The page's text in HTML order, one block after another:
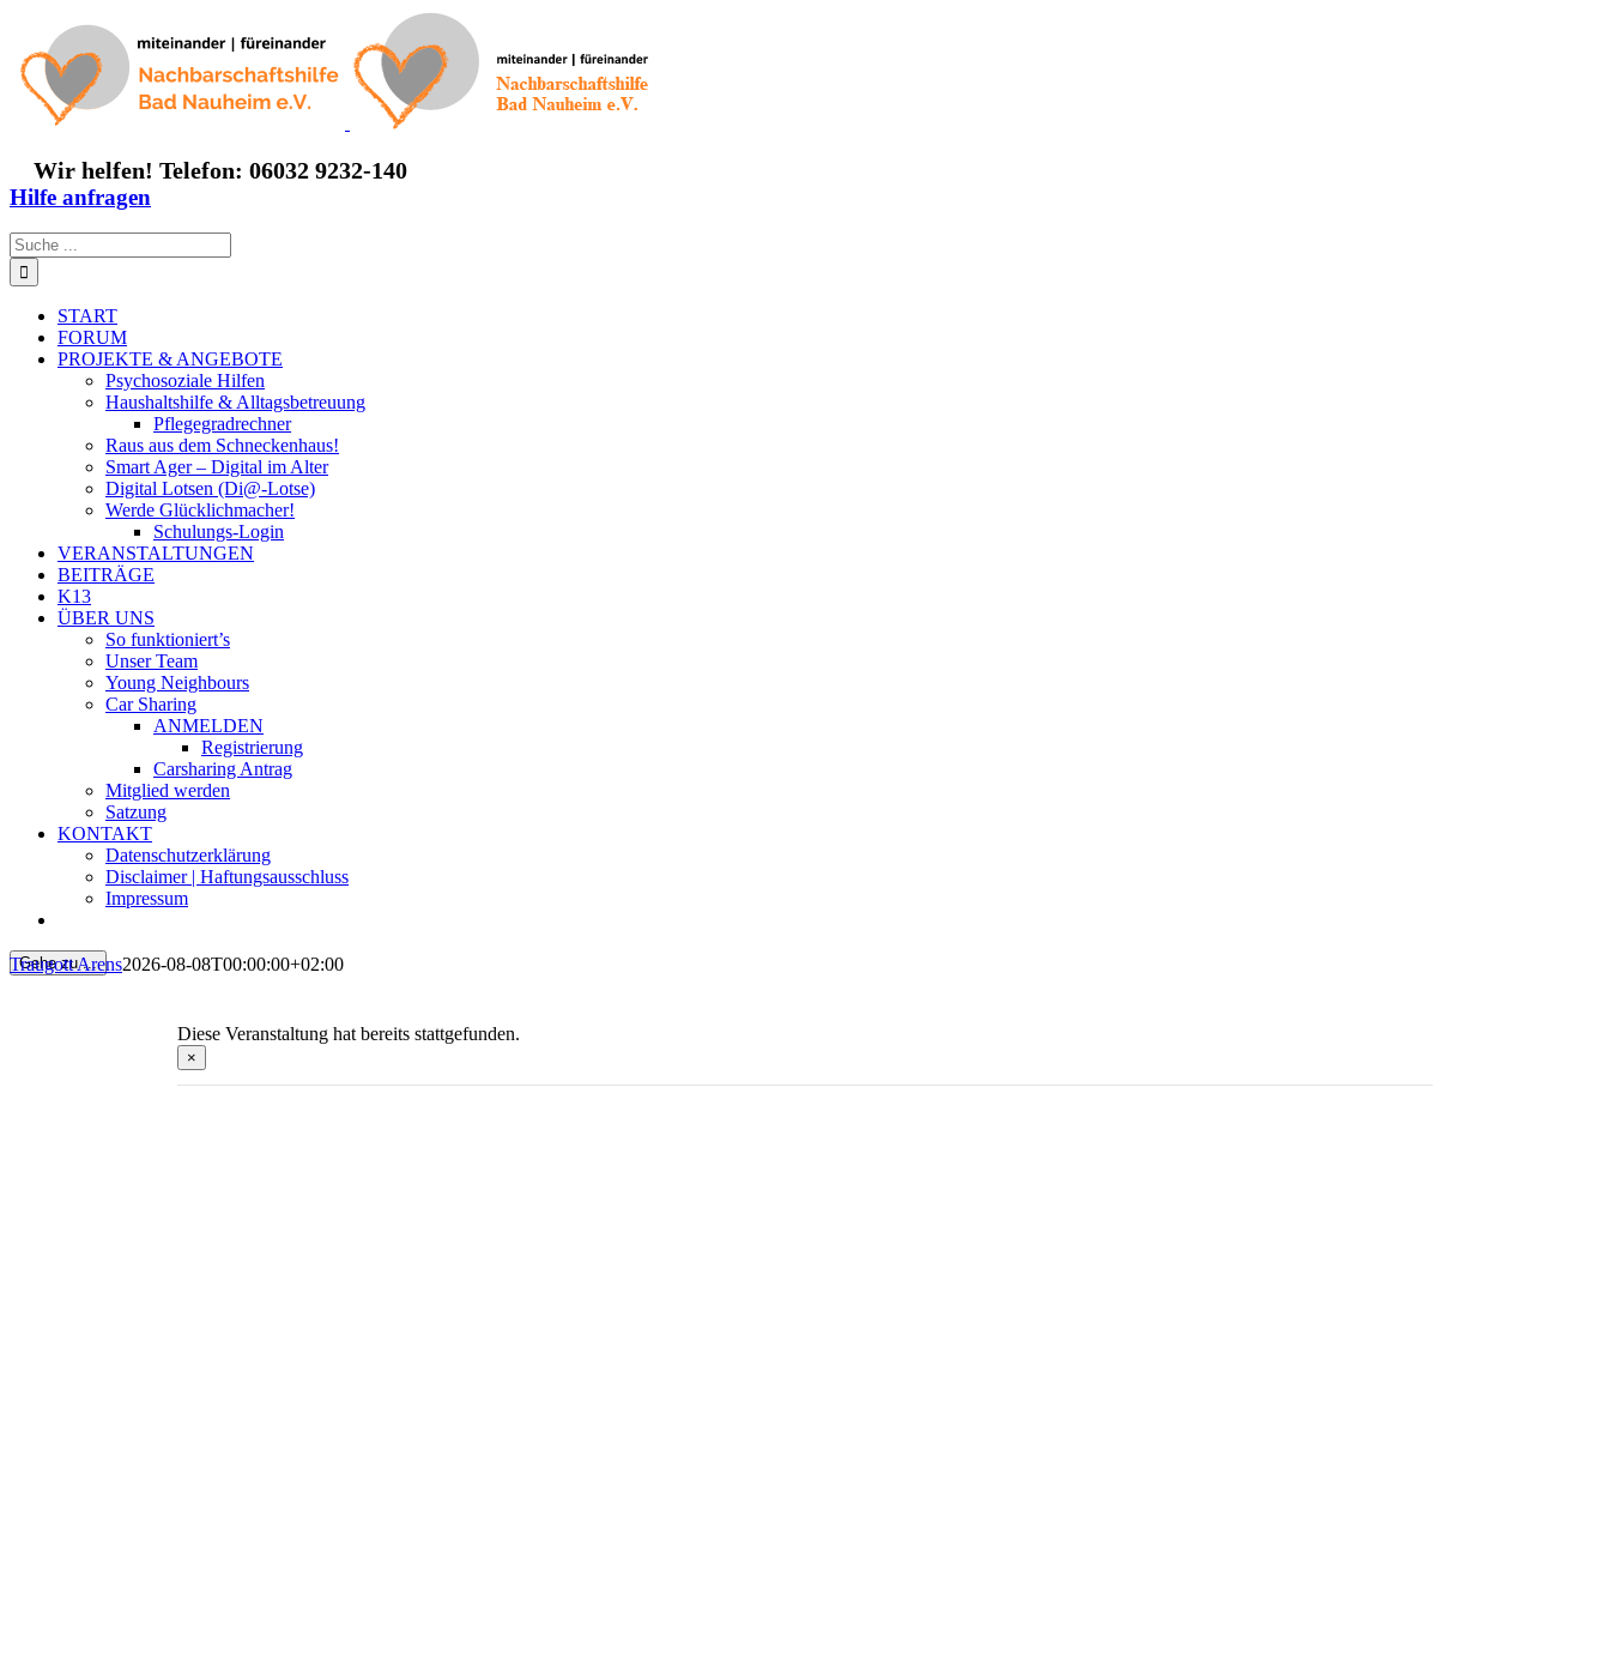
springen
Wir helfen! Telefon: 06032 9232-140
Hilfe anfragen
Suche
nach:
START
FORUM
PROJEKTE & ANGEBOTE
Psychosoziale Hilfen
Haushaltshilfe & Alltagsbetreuung
Pflegegradrechner
Raus aus dem Schneckenhaus!
Smart Ager – Digital im Alter
Digital Lotsen (Di@-Lotse)
Werde Glücklichmacher!
Schulungs-Login
VERANSTALTUNGEN
BEITRÄGE
K13
ÜBER UNS
So funktioniert’s
Unser Team
Young Neighbours
Car Sharing
ANMELDEN
Registrierung
Carsharing Antrag
Mitglied werden
Satzung
KONTAKT
Datenschutzerklärung
Disclaimer | Haftungsausschluss
Impressum
Gehe zu ...
Traugott Arens2026-08-08T00:00:00+02:00
Diese Veranstaltung hat bereits stattgefunden.
×